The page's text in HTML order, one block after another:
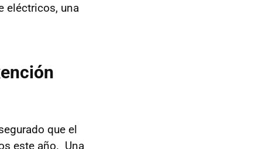
eléctricos, una
que el
este año. Una